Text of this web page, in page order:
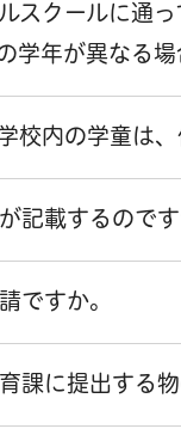
スクールに通
学年が異なる
校内の学童は
記載するのです
ですか。
課に提出する